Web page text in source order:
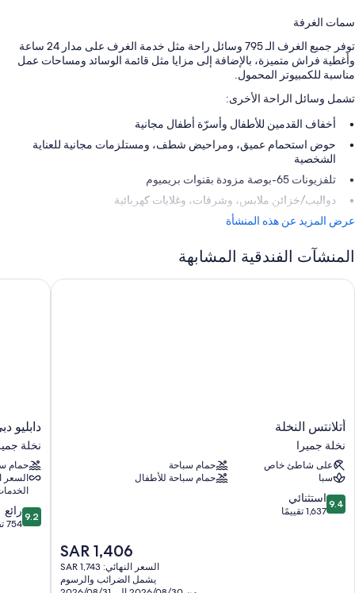
سمات الغرفة
توفر جميع الغرف الـ 795 وسائل راحة مثل خدمة الغرف على مدار 24 ساعة
وأغطية فراش متميزة، بالإضافة إلى مزايا مثل قائمة الوسائد ومساحات عمل
مناسبة للكمبيوتر المحمول.
تشمل وسائل الراحة الأخرى:
أخفاف القدمين للأطفال وأسرّة أطفال مجانية
حوض استحمام عميق، ومراحيض شطف، ومستلزمات مجانية للعناية
الشخصية
تلفزيونات 65-بوصة مزودة بقنوات بريميوم
دواليب/خزائن ملابس، وشرفات، وغلايات كهربائية
عرض المزيد عن هذه المنشأة
المنشآت الفندقية المشابهة
أتلانتس
النخلة
نخلة
جميرا
أتلانتس النخلة
نخلة جميرا
على شاطئ خاص
حمام سباحة
سبا
حمام سباحة للأطفال
9.4
من
9.4 استثنائي
1,637 تقييمًا
السعر
الحالي
هو
SAR 1,406
السعر النهائي: SAR 1,743
يشمل الضرائب والرسوم
أتلانتس النخلة
دابليو
دبي
-
ذا
بالم
نخلة
جميرا
دابليو
نخلة
حمام
السعر
9.2
من
9.2 رائع
754 تقييمًا
دابليو